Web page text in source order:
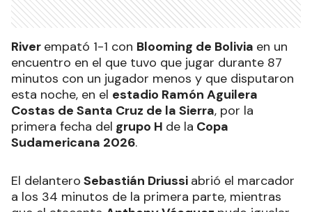
River empató 1-1 con Blooming de Bolivia en un
encuentro en el que tuvo que jugar durante 87
minutos con un jugador menos y que disputaron
esta noche, en el estadio Ramón Aguilera
Costas de Santa Cruz de la Sierra, por la
primera fecha del grupo H de la Copa
Sudamericana 2026.
El delantero Sebastián Driussi abrió el marcador
a los 34 minutos de la primera parte, mientras